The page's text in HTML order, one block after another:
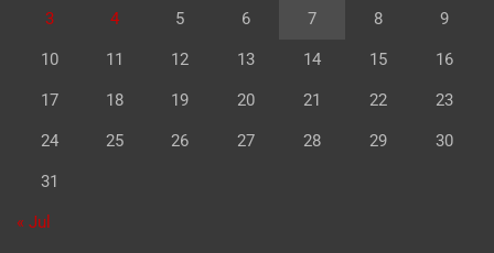
3 4 5 6 7 8 9
10 11 12 13 14 15 16
17 18 19 20 21 22 23
24 25 26 27 28 29 30
31
« Jul